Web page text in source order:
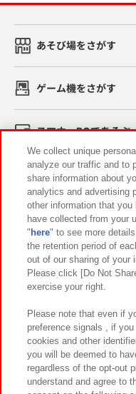
あそび場をさがす
ゲーム機をさがす
スマホ・PCであそぶ
イベント・キャンペー
関連会社 サス
プライバシーポリシー
お取引先さまとと
カスタマーハラスメント対応
We collect unique
analyze our traffic and to
share information about
analytics and advertising
other information that
have collected from your
" here" to see more
the retention period of
out of our sharing of your
Please click [Do Not
exercise your right.
Please note that even if
preference signals , if
cookies and other
you will be deemed to
regardless of the opt-out
understand and agree to